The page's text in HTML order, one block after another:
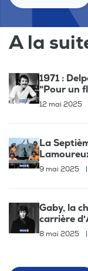
A la
1971 :
"Pour un
12 mai 2025
La
9 mai 2025 |
Gaby, la
carrière
8 mai 2025 |